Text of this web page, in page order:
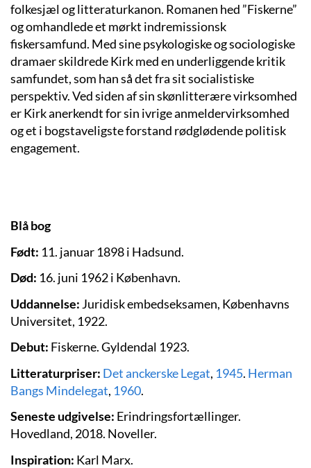
folkesjæl og litteraturkanon. Romanen hed ”Fiskerne”
og omhandlede et mørkt indremissionsk
fiskersamfund. Med sine psykologiske og sociologiske
dramaer skildrede Kirk med en underliggende kritik
samfundet, som han så det fra sit socialistiske
perspektiv. Ved siden af sin skønlitterære virksomhed
er Kirk anerkendt for sin ivrige anmeldervirksomhed
og et i bogstaveligste forstand rødglødende politisk
engagement.
Blå bog
Født: 11. januar 1898 i Hadsund.
Død: 16. juni 1962 i København.
Uddannelse: Juridisk embedseksamen, Københavns
Universitet, 1922.
Debut: Fiskerne. Gyldendal 1923.
Litteraturpriser: Det anckerske Legat, 1945. Herman
Bangs Mindelegat, 1960.
Seneste udgivelse: Erindringsfortællinger.
Hovedland, 2018. Noveller.
Inspiration: Karl Marx.